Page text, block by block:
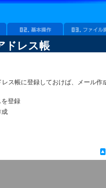
ドレス帳
ス帳に登録しておけば、メール
を登録
成